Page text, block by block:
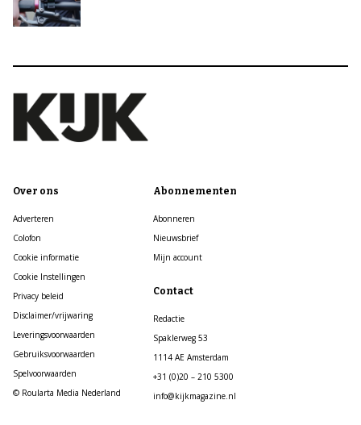
Over ons
Adverteren
Colofon
Cookie informatie
Cookie Instellingen
Privacy beleid
Disclaimer/vrijwaring
Leveringsvoorwaarden
Gebruiksvoorwaarden
Spelvoorwaarden
© Roularta Media Nederland
Abonnementen
Abonneren
Nieuwsbrief
Mijn account
Contact
Redactie
Spaklerweg 53
1114 AE Amsterdam
+31 (0)20 – 210 5300
info@kijkmagazine.nl